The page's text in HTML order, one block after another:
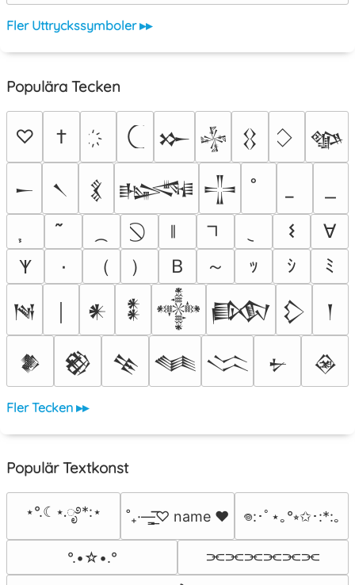
Fler Uttryckssymboler ▸▸
Populära Tecken
♡ † 𒁍 𒈔 𒌐 𒀲
𒀸 𒀹 𒃽 𒈙 𒋲
𐌔
∀
𐊵
٠ （ ） Ｂ ～ ｯ ｼ
ﾐ
𒀃
𒀭 𒀮 𒀱 𒁃 𒁷 𒁹
𒆎 𒆙 𒆚 𒈝 𒈱 𒉡 𒊲
Fler Tecken ▸▸
Populär Textkonst
⋆°.☾⋆.ೃ࿔*:⋆ ˚₊·—̳͟͞͞♡ name ♥️ 𖦹:･ﾟ⋆｡°⭒✩･:*:｡
°.•☆•.° ⫘⫘⫘⫘⫘⫘